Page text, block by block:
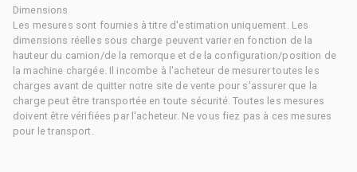
Dimensions
Les mesures sont fournies à titre d'estimation uniquement. Les
dimensions réelles sous charge peuvent varier en fonction de la
hauteur du camion/de la remorque et de la configuration/position de
la machine chargée. Il incombe à l'acheteur de mesurer toutes les
charges avant de quitter notre site de vente pour s'assurer que la
charge peut être transportée en toute sécurité. Toutes les mesures
doivent être vérifiées par l'acheteur. Ne vous fiez pas à ces mesures
pour le transport.